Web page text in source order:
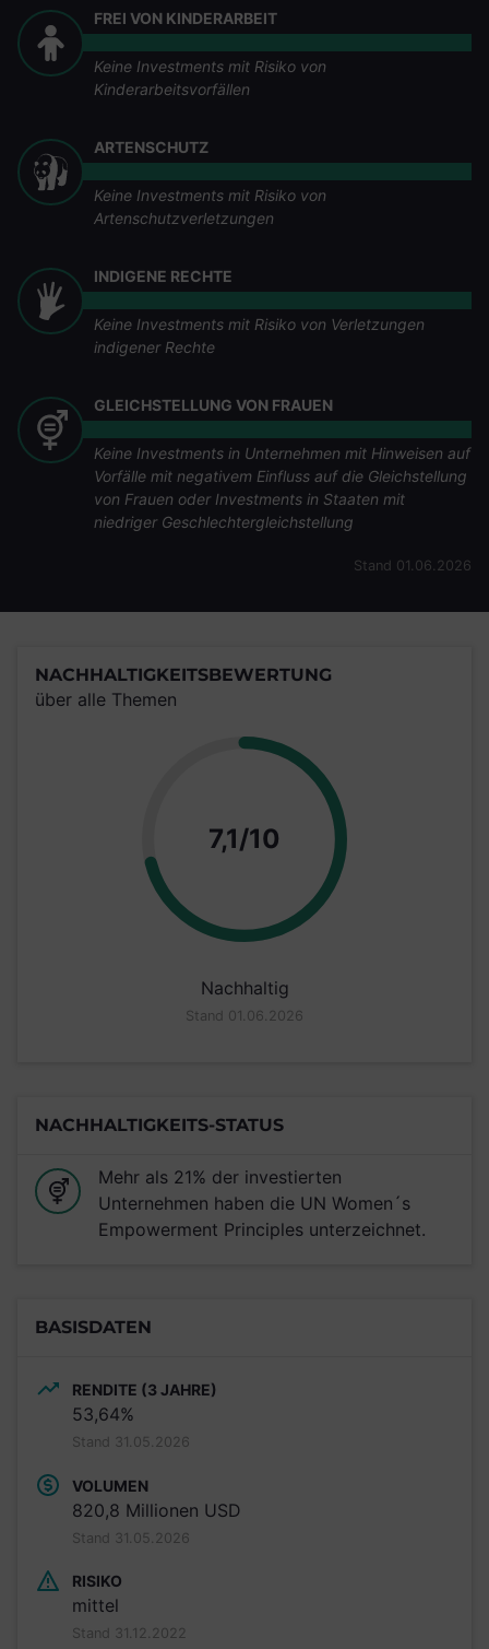
FREI VON KINDERARBEIT
Keine Investments mit Risiko von
Kinderarbeitsvorfällen
ARTENSCHUTZ
Keine Investments mit Risiko von
Artenschutzverletzungen
INDIGENE RECHTE
Keine Investments mit Risiko von Verletzungen
indigener Rechte
GLEICHSTELLUNG VON FRAUEN
Keine Investments in Unternehmen mit Hinweisen auf
Vorfälle mit negativem Einfluss auf die Gleichstellung
von Frauen oder Investments in Staaten mit
niedriger Geschlechtergleichstellung
Stand 01.06.2026
NACHHALTIGKEITSBEWERTUNG
über alle Themen
7,1/10 Punkte
Nachhaltig
Stand 01.06.2026
NACHHALTIGKEITS-STATUS
Mehr als 21% der investierten
Unternehmen haben die UN Women´s
Empowerment Principles unterzeichnet.
BASISDATEN
RENDITE (3 JAHRE)
53,64%
Stand 31.05.2026
VOLUMEN
820,8 Millionen USD
Stand 31.05.2026
RISIKO
mittel
Stand 31.12.2022